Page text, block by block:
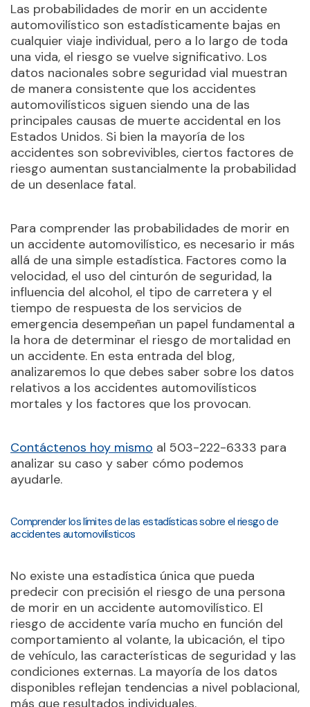
Las probabilidades de morir en un accidente
automovilístico son estadísticamente bajas en
cualquier viaje individual, pero a lo largo de toda
una vida, el riesgo se vuelve significativo. Los
datos nacionales sobre seguridad vial muestran
de manera consistente que los accidentes
automovilísticos siguen siendo una de las
principales causas de muerte accidental en los
Estados Unidos. Si bien la mayoría de los
accidentes son sobrevivibles, ciertos factores de
riesgo aumentan sustancialmente la probabilidad
de un desenlace fatal.
Para comprender las probabilidades de morir en
un accidente automovilístico, es necesario ir más
allá de una simple estadística. Factores como la
velocidad, el uso del cinturón de seguridad, la
influencia del alcohol, el tipo de carretera y el
tiempo de respuesta de los servicios de
emergencia desempeñan un papel fundamental a
la hora de determinar el riesgo de mortalidad en
un accidente. En esta entrada del blog,
analizaremos lo que debes saber sobre los datos
relativos a los accidentes automovilísticos
mortales y los factores que los provocan.
Contáctenos hoy mismo al 503-222-6333 para
analizar su caso y saber cómo podemos
ayudarle.
Comprender los límites de las estadísticas sobre el riesgo de
accidentes automovilísticos
No existe una estadística única que pueda
predecir con precisión el riesgo de una persona
de morir en un accidente automovilístico. El
riesgo de accidente varía mucho en función del
comportamiento al volante, la ubicación, el tipo
de vehículo, las características de seguridad y las
condiciones externas. La mayoría de los datos
disponibles reflejan tendencias a nivel poblacional,
más que resultados individuales.